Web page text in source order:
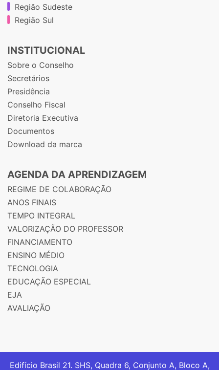
Região Sudeste
Região Sul
INSTITUCIONAL
Sobre o Conselho
Secretários
Presidência
Conselho Fiscal
Diretoria Executiva
Documentos
Download da marca
AGENDA DA APRENDIZAGEM
REGIME DE COLABORAÇÃO
ANOS FINAIS
TEMPO INTEGRAL
VALORIZAÇÃO DO PROFESSOR
FINANCIAMENTO
ENSINO MÉDIO
TECNOLOGIA
EDUCAÇÃO ESPECIAL
EJA
AVALIAÇÃO
Edifício Brasil 21. SHS, Quadra 6, Conjunto A, Bloco A,